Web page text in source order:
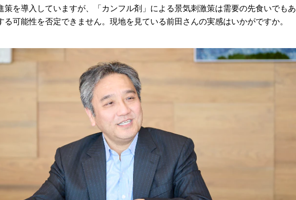
策を導入していますが、「カンフル剤」による景気刺激策は需要の先食いでもあ
る可能性を否定できません。現地を見ている前田さんの実感はいかがですか。